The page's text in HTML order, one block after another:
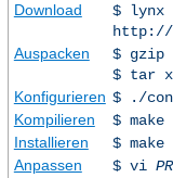
Download
$ lynx
http://
Auspacken
$ gzip
$ tar
Konfigurieren $ ./
Kompilieren
$ make
Installieren
$
Anpassen
$ vi